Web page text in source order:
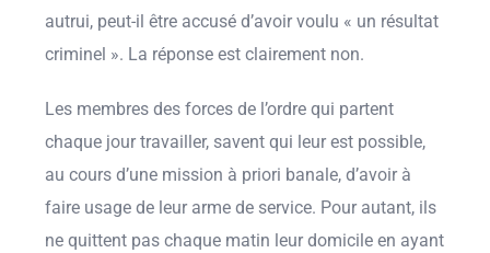
autrui, peut-il être accusé d’avoir voulu « un résultat
criminel ». La réponse est clairement non.
Les membres des forces de l’ordre qui partent
chaque jour travailler, savent qui leur est possible,
au cours d’une mission à priori banale, d’avoir à
faire usage de leur arme de service. Pour autant, ils
ne quittent pas chaque matin leur domicile en ayant